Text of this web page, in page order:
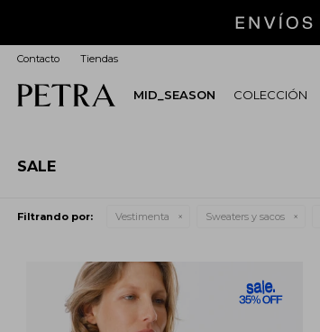
MID_SEASON COLECCIÓN
Contacto Tiendas
SALE
Filtrando por: Vestimenta Sweaters y sacos